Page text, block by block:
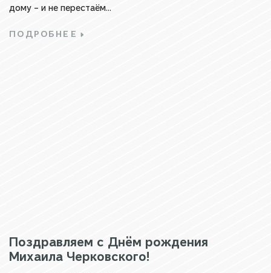
дому – и не перестаём...
ПОДРОБНЕЕ
Поздравляем с Днём рождения
Михаила Черковского!